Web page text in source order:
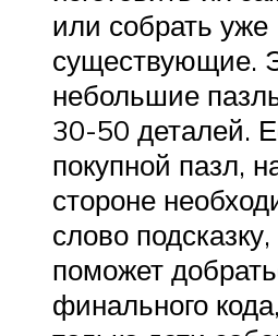
или собрать уже
существующие.
небольшие
30-50 деталей.
покупной пазл,
стороне
слово подсказку,
поможет
финального